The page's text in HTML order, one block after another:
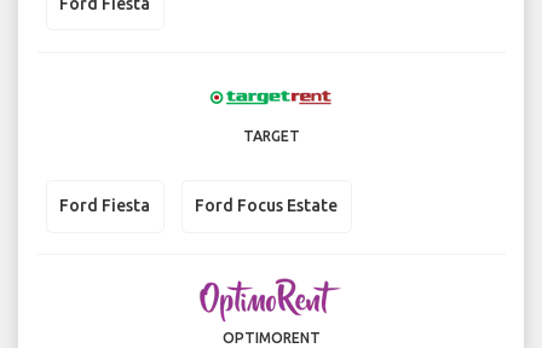
TARGET
Ford Fiesta Ford Focus Estate
OPTIMORENT